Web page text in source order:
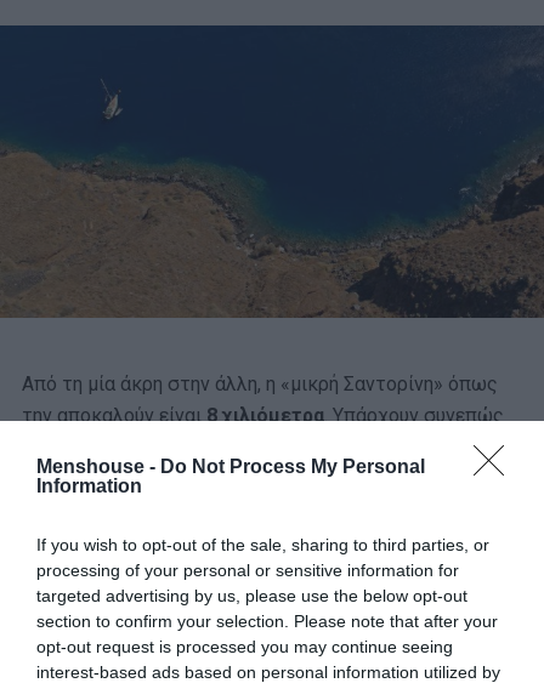
Menshouse - Do Not Process My Personal
Information
If you wish to opt-out of the sale, sharing to third parties, or
processing of your personal or sensitive information for
targeted advertising by us, please use the below opt-out
section to confirm your selection. Please note that after your
opt-out request is processed you may continue seeing
interest-based ads based on personal information utilized by
Από τη μία άκρη στην άλλη, η «μικρή Σαντορίνη» όπως
την αποκαλούν είναι8 χιλιόμετρα. Υπάρχουν συνεπώς
και αμάξια. Αλλά πρατήριο υγρών καυσίμων δεν υπάρχει.
Όποιος θέλει βενζίνη, για το αυτοκίνητο ή τη βάρκα του,
Κι αυτό είναι πρόβλημα. Όπως και το ότι δεν υπάρχει
σκουπιδιάρικο. Κι όμως, δύσκολα θα βρεις πιο καθαρό
νησί στις Κυκλάδες. Οι ντόπιοι έχουν κάνει σημαία τους
την καθαριότητα και φροντίζουν με κάθε τρόπο για τη